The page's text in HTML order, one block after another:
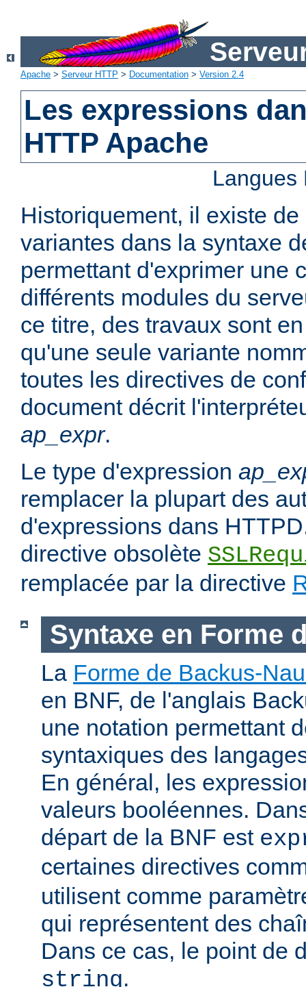
Apache > Serveur HTTP > Documentation > Version 2.4
Les expressions
HTTP Apache
Historiquement, il existe
variantes dans la syntaxe
permettant d'exprimer une
différents modules du
ce titre, des travaux sont
qu'une seule variante
toutes les directives de
document décrit
ap_expr.
Le type d'expression
remplacer la plupart des
d'expressions dans
directive obsolète
remplacée par la directive
Syntaxe en Forme
La Forme de Backus-
en BNF, de l'anglais
une notation permettant
syntaxiques des
En général, les
valeurs booléennes.
départ de la BNF est
certaines directives
utilisent comme
qui représentent des
Dans ce cas, le point de
string.